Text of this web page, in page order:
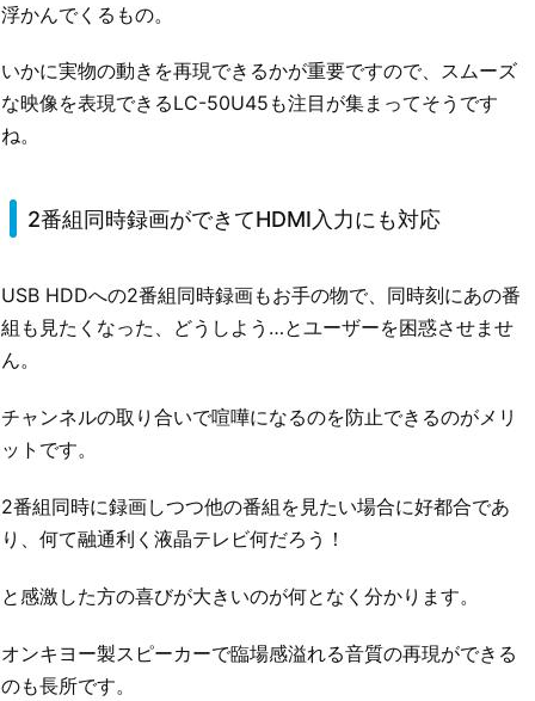
浮かんでくるもの。
いかに実物の動きを再現できるかが重要ですので、スムーズ
な映像を表現できるLC-50U45も注目が集まってそうです
ね。
2番組同時録画ができてHDMI入力にも対応
USB HDDへの2番組同時録画もお手の物で、同時刻にあの番
組も見たくなった、どうしよう…とユーザーを困惑させませ
ん。
チャンネルの取り合いで喧嘩になるのを防止できるのがメリ
ットです。
2番組同時に録画しつつ他の番組を見たい場合に好都合であ
り、何て融通利く液晶テレビ何だろう！
と感激した方の喜びが大きいのが何となく分かります。
オンキヨー製スピーカーで臨場感溢れる音質の再現ができる
のも長所です。